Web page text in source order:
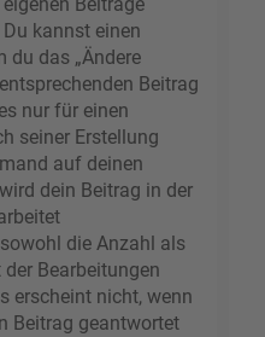
kannst einen
du das „Ändere
Beitrag
nur für einen
seiner Erstellung
auf deinen
dein Beitrag in der
die Anzahl als
Bearbeitungen
erscheint nicht, wenn
Beitrag geantwortet